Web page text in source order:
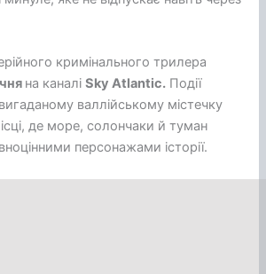
кримінального трилера
на каналіSky Atlantic. Події
валлійському містечку
де море, солончаки й туман
персонажами історії.